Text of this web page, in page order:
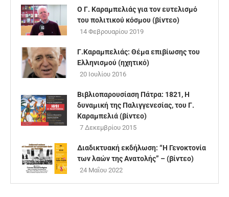
O Γ. Καραμπελιάς για τον ευτελισμό
του πολιτικού κόσμου (βίντεο)
14 Φεβρουαρίου 2019
Γ.Καραμπελιάς: Θέμα επιβίωσης του
Ελληνισμού (ηχητικό)
20 Ιουλίου 2016
Βιβλιοπαρουσίαση Πάτρα: 1821, Η
δυναμική της Παλιγγενεσίας, του Γ.
Καραμπελιά (βίντεο)
7 Δεκεμβρίου 2015
Διαδικτυακή εκδήλωση: “Η Γενοκτονία
των λαών της Ανατολής” – (βίντεο)
24 Μαΐου 2022